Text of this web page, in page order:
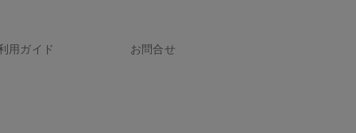
用ガイド お問合せ